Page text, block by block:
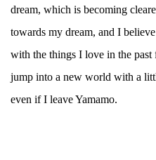
dream, which is becoming
towards my dream, and I
with the things I love in the
jump into a new world with a
even if I leave Yamamo.